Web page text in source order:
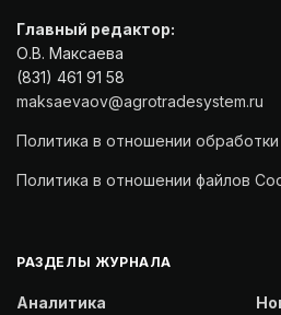
Главный редактор:
О.В. Максаева
(831) 461 91 58
maksaevaov@agrotradesystem.ru
Политика в отношении
Политика в отношении файлов
РАЗДЕЛЫ ЖУРНАЛА
Аналитика